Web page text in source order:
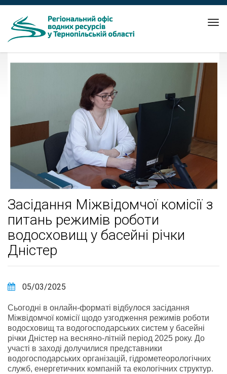
Засідання Міжвідомчої комісії з
питань режимів роботи
водосховищ у басейні річки
Дністер
05/03/2025
Сьогодні в онлайн-форматі відбулося засідання
Міжвідомчої комісії щодо узгодження режимів роботи
водосховищ та водогосподарських систем у басейні
річки Дністер на весняно-літній період 2025 року. До
участі в заході долучилися представники
водогосподарських організацій, гідрометеорологічних
служб, енергетичних компаній та екологічних структур.